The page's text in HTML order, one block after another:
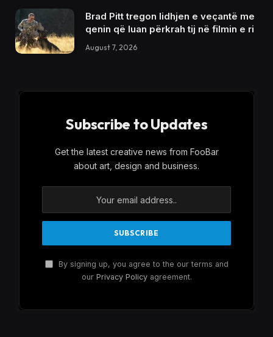
Brad Pitt tregon lidhjen e veçantë me
qenin që luan përkrah tij në filmin e ri
August 7, 2026
Subscribe to Updates
Get the latest creative news from FooBar
about art, design and business.
By signing up, you agree to the our terms and
our Privacy Policyagreement.